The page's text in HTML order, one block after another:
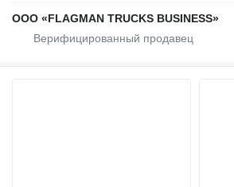
ООО «FLAGMAN TRUCKS BUSINESS»